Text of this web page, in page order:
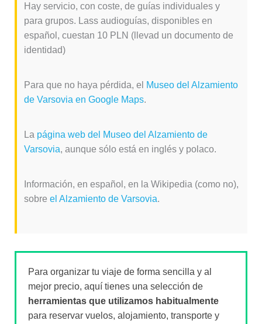
Hay servicio, con coste, de guías individuales y
para grupos. Lass audioguías, disponibles en
español, cuestan 10 PLN (llevad un documento de
identidad)
Para que no haya pérdida, el
Museo del Alzamiento
de Varsovia en Google Maps.
La página web del Museo del Alzamiento de
Varsovia, aunque sólo está en inglés y polaco.
Información, en español, en la Wikipedia (como no),
sobre el Alzamiento de Varsovia.
Para organizar tu viaje de forma sencilla y al
mejor precio, aquí tienes una selección de
herramientas que utilizamos habitualmente
para reservar vuelos, alojamiento, transporte y